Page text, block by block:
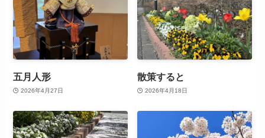
五月人形
2026年4月27日
散策すると
2026年4月18日